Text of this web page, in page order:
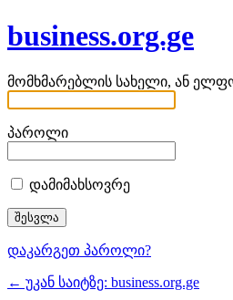
business.org.ge
მომხმარებლის სახელი, ან
პაროლი
დამიმახსოვრე
დაკარგეთ პაროლი?
← უკან საიტზე: business.org.ge